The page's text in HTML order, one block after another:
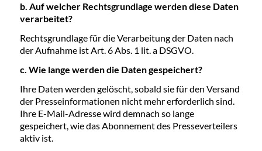
b. Auf welcher Rechtsgrundlage werden diese Daten
verarbeitet?
Rechtsgrundlage für die Verarbeitung der Daten nach
der Aufnahme ist Art. 6 Abs. 1 lit. a DSGVO.
c. Wie lange werden die Daten gespeichert?
Ihre Daten werden gelöscht, sobald sie für den Versand
der Presseinformationen nicht mehr erforderlich sind.
Ihre E-Mail-Adresse wird demnach so lange
gespeichert, wie das Abonnement des Presseverteilers
aktiv ist.